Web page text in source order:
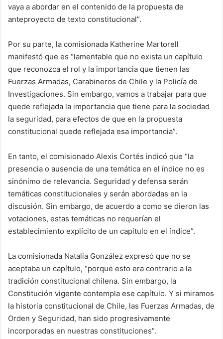
vaya a abordar en el contenido de la propuesta de
anteproyecto de texto constitucional”.
Por su parte, la comisionada Katherine Martorell
manifestó que es “lamentable que no exista un capítulo
que reconozca el rol y la importancia que tienen las
Fuerzas Armadas, Carabineros de Chile y la Policía de
Investigaciones. Sin embargo, vamos a trabajar para que
quede reflejada la importancia que tiene para la sociedad
la seguridad, para efectos de que en la propuesta
constitucional quede reflejada esa importancia”.
En tanto, el comisionado Alexis Cortés indicó que “la
presencia o ausencia de una temática en el índice no es
sinónimo de relevancia. Seguridad y defensa serán
temáticas constitucionales y serán abordadas en la
discusión. Sin embargo, de acuerdo a como se dieron las
votaciones, estas temáticas no requerían el
establecimiento explícito de un capítulo en el índice”.
La comisionada Natalia González expresó que no se
aceptaba un capítulo, “porque esto era contrario a la
tradición constitucional chilena. Sin embargo, la
Constitución vigente contempla ese capítulo. Y si miramos
la historia constitucional de Chile, las Fuerzas Armadas, de
Orden y Seguridad, han sido progresivamente
incorporadas en nuestras constituciones”.